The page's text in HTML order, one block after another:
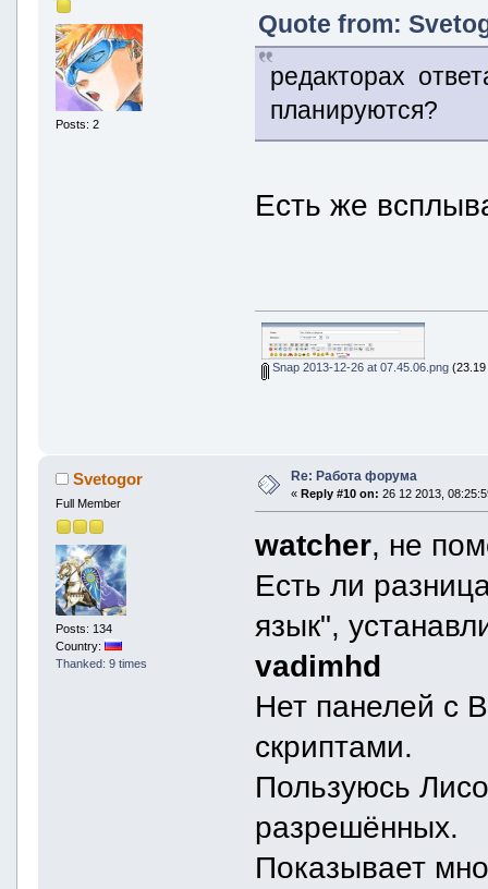
Posts: 2
Quote from:
редакторах
планируются?
Есть же
Snap 2013-12-26 at 07.45.06.png(23.19
Svetogor
Full Member
Posts: 134
Country:
Thanked: 9 times
Re: Работа форума
« Reply #10 on: 26 12 2013,
watcher, не
Есть ли
язык",
vadimhd
Нет панелей с
скриптами.
Пользуюсь
разрешённых.
Показывает